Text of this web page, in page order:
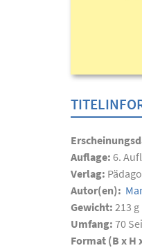
Auflage: 6.
Verlag:
Autor(en):
Gewicht: 213 g
Umfang: 70
Format (B x H